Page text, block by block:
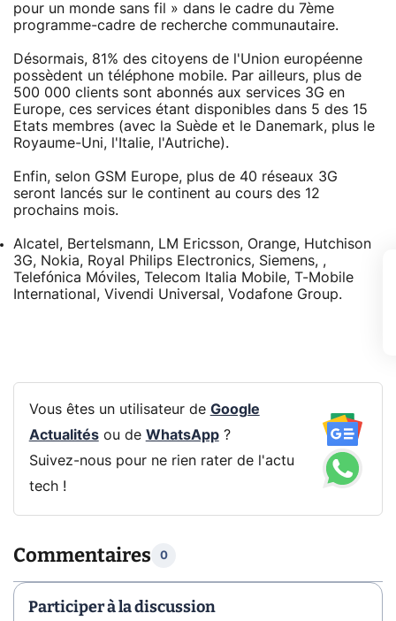
pour un monde sans fil » dans le cadre du 7ème
programme-cadre de recherche communautaire.
Désormais, 81% des citoyens de l'Union européenne
possèdent un téléphone mobile. Par ailleurs, plus de
500 000 clients sont abonnés aux services 3G en
Europe, ces services étant disponibles dans 5 des 15
Etats membres (avec la Suède et le Danemark, plus le
Royaume-Uni, l'Italie, l'Autriche).
Enfin, selon GSM Europe, plus de 40 réseaux 3G
seront lancés sur le continent au cours des 12
prochains mois.
Alcatel, Bertelsmann, LM Ericsson, Orange, Hutchison
3G, Nokia, Royal Philips Electronics, Siemens, ,
Telefónica Móviles, Telecom Italia Mobile, T-Mobile
International, Vivendi Universal, Vodafone Group.
Vous êtes un utilisateur de Google
Actualitésou de WhatsApp?
Suivez-nous pour ne rien rater de l'actu
tech !
Commentaires 0
Participer à la discussion